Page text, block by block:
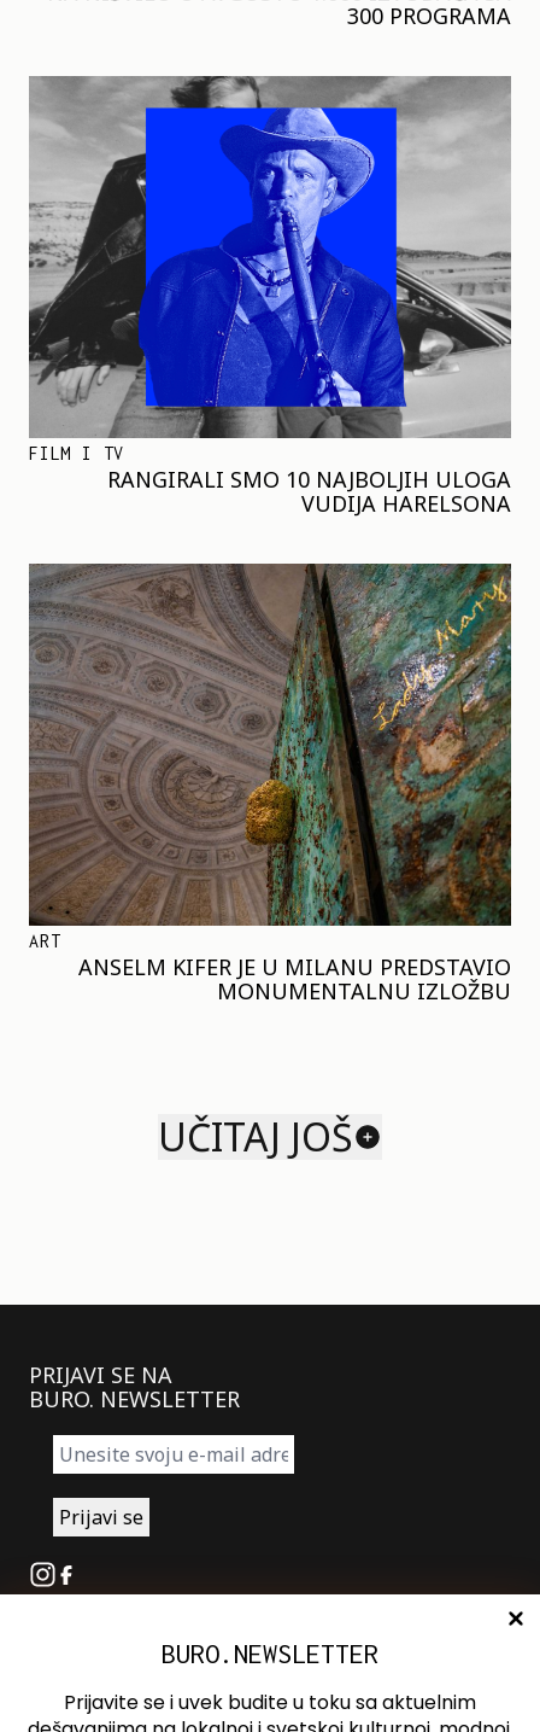
300 PROGRAMA
FILM I TV
RANGIRALI SMO 10 NAJBOLJIH ULOGA
VUDIJA HARELSONA
ART
ANSELM KIFER JE U MILANU PREDSTAVIO
MONUMENTALNU IZLOŽBU
UČITAJ JOŠ
PRIJAVI SE NA
BURO. NEWSLETTER
Instagram
Facebook
Oglašavanje
Kontakt
BURO.NEWSLETTER
Prijavite se i uvek budite u toku sa aktuelnim